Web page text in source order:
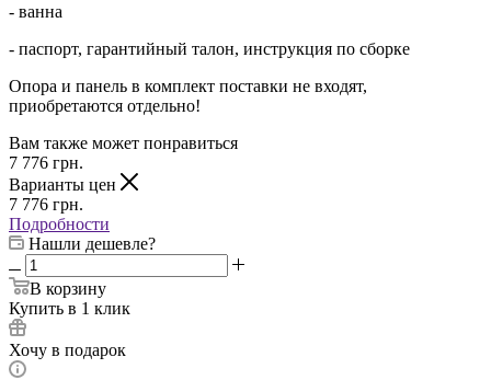
- ванна
- паспорт, гарантийный талон, инструкция по сборке
Опора и панель в комплект поставки не входят,
приобретаются отдельно!
Вам также может понравиться
7 776 грн.
Варианты цен
7 776 грн.
Подробности
Нашли дешевле?
В корзину
Купить в 1 клик
Хочу в подарок